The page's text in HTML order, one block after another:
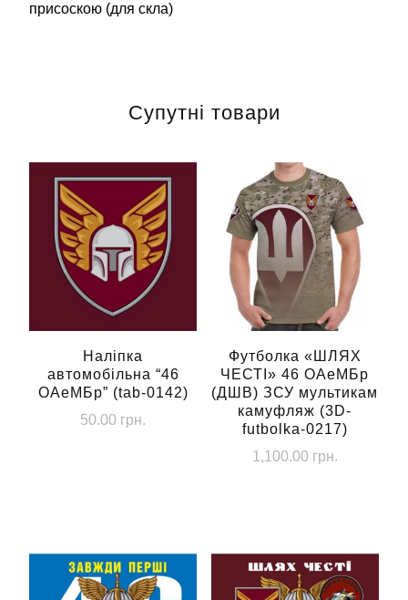
присоскою (для скла)
Супутні товари
Наліпка
автомобільна “46
ОАеМБр” (tab-0142)
50.00 грн.
Футболка «ШЛЯХ
ЧЕСТІ» 46 ОАеМБр
(ДШВ) ЗСУ мультикам
камуфляж (3D-
futbolka-0217)
1,100.00 грн.
кілька
варіантів.